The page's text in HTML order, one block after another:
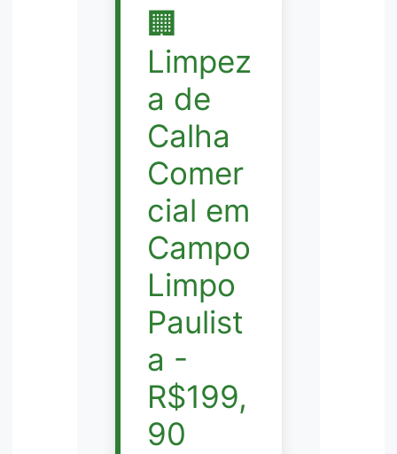
🏢
Limpez
a de
Calha
Comer
cial em
Campo
Limpo
Paulist
a -
R$199,
90